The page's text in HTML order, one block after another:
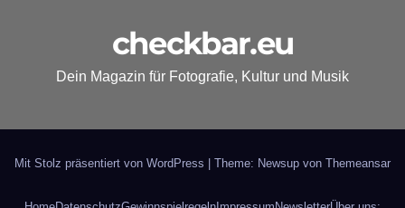
checkbar.eu
Dein Magazin für Fotografie, Kultur und Musik
Mit Stolz präsentiert von WordPress Theme: Newsup von Themeansar